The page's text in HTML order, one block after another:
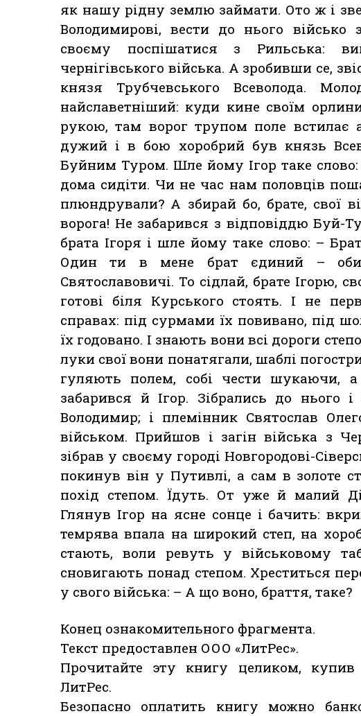
як нашу рідну землю займати. Ото ж і
Володимирові, вести до нього військо
своєму поспішатися з Рильська:
чернігівського війська. А зробивши се,
князя Трубчевського Всеволода.
найславетніший: куди кине своїм
рукою, там ворог трупом поле встилає
дужий і в бою хоробрий був князь
Буйним Туром. Шле йому Ігор таке
дома сидіти. Чи не час нам половців
плюндрували? А збирай бо, брате, свої
ворога! Не забарився з відповіддю Буй-
брата Ігоря і шле йому таке слово: –
Один ти в мене брат єдиний –
Святославовичі. То сідлай, брате Ігорю,
готові біля Курського стоять. І не
справах: під сурмами їх повивано, під
їх годовано. І знають вони всі дороги
луки свої вони понатягали, шаблі
гуляють полем, собі чести шукаючи,
забарився й Ігор. Зібрались до нього
Володимир; і племінник Святослав
військом. Прийшов і загін війська з
зібрав у своєму городі Новгородові-
покинув він у Путивлі, а сам в золоте
похід степом. Їдуть. От уже й малий
Глянув Ігор на ясне сонце і бачить:
темрява впала на широкий степ, на
стають, воли ревуть у військовому
сновигають понад степом. Хреститься
у свого війська: – А що воно, браття, таке?
Конец ознакомительного фрагмента.
Текст предоставлен ООО «ЛитРес».
Прочитайте эту книгу целиком,
ЛитРес.
Безопасно оплатить книгу можно